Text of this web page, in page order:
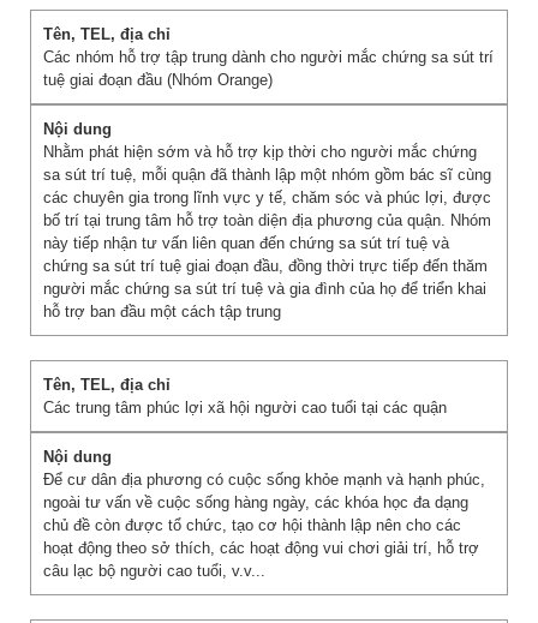
Các nhóm hỗ trợ tập trung dành cho người mắc chứng sa sút trí
tuệ giai đoạn đầu (Nhóm Orange)
Nhằm phát hiện sớm và hỗ trợ kịp thời cho người mắc chứng
sa sút trí tuệ, mỗi quận đã thành lập một nhóm gồm bác sĩ cùng
các chuyên gia trong lĩnh vực y tế, chăm sóc và phúc lợi, được
bố trí tại trung tâm hỗ trợ toàn diện địa phương của quận. Nhóm
này tiếp nhận tư vấn liên quan đến chứng sa sút trí tuệ và
chứng sa sút trí tuệ giai đoạn đầu, đồng thời trực tiếp đến thăm
người mắc chứng sa sút trí tuệ và gia đình của họ để triển khai
hỗ trợ ban đầu một cách tập trung
Các trung tâm phúc lợi xã hội người cao tuổi tại các quận
Để cư dân địa phương có cuộc sống khỏe mạnh và hạnh phúc,
ngoài tư vấn về cuộc sống hàng ngày, các khóa học đa dạng
chủ đề còn được tổ chức, tạo cơ hội thành lập nên cho các
hoạt động theo sở thích, các hoạt động vui chơi giải trí, hỗ trợ
câu lạc bộ người cao tuổi, v.v...